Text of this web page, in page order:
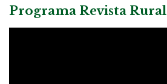
Programa Revista Rural